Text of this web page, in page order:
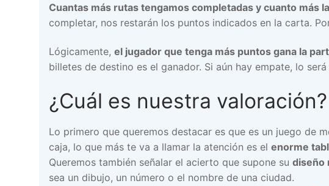
Cuantas más rutas tengamos completadas y cuanto más
completar, nos restarán los puntos indicados en la carta.
Lógicamente, el jugador que tenga más puntos gana la
billetes de destino es el ganador. Si aún hay empate, lo
¿Cuál es nuestra valoración?
Lo primero que queremos destacar es que es un juego de
caja, lo que más te va a llamar la atención es el enorme
Queremos también señalar el acierto que supone su diseño
sea un dibujo, un número o el nombre de una ciudad.